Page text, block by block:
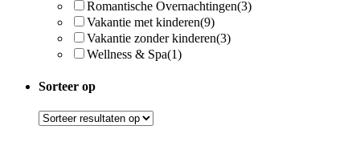
Romantische Overnachtingen(3)
Vakantie met kinderen(9)
Vakantie zonder kinderen(3)
Wellness & Spa(1)
Sorteer op